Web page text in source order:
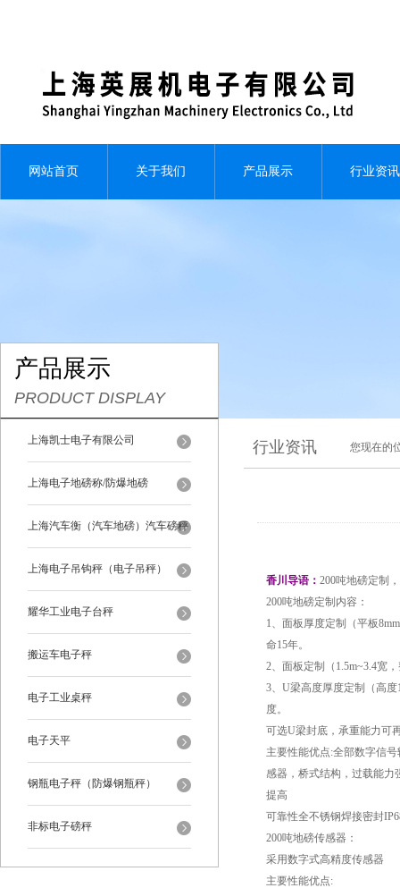
网站首页 关于我们 产品展示 行业资讯
产品展示
PRODUCT DISPLAY
上海凯士电子有限公司
上海电子地磅称/防爆地磅
上海汽车衡（汽车地磅）汽车磅秤
上海电子吊钩秤（电子吊秤）
耀华工业电子台秤
搬运车电子秤
电子工业桌秤
电子天平
钢瓶电子秤（防爆钢瓶秤）
非标电子磅秤
行业资讯 您现在的
香川导语： 200吨地磅定制
200吨地磅定制内容：
1、面板厚度定制（平板
命15年。
2、面板定制（1.5m~3.4宽
3、U梁高度厚度定制（高度
度。
可选U梁封底，承重能力可
主要性能优点:全部数字信
感器，桥式结构，过载能力
提高
可靠性全不锈钢焊接密封
200吨地磅传感器：
采用数字式高精度传感器
主要性能优点: